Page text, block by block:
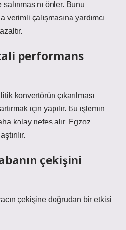
önler. Bunu
verimli çalışmasına yardımcı
performans
konvertörün çıkarılması
için yapılır. Bu işlemin
kolay nefes alır. Egzoz
çekişini
çekişine doğrudan bir etkisi